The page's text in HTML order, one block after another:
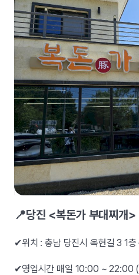
📍당진 <복돈가 부대찌개>
✔위치 : 충남 당진시 옥현길 3 1층
✔영업시간 매일 10:00 ~ 22:00